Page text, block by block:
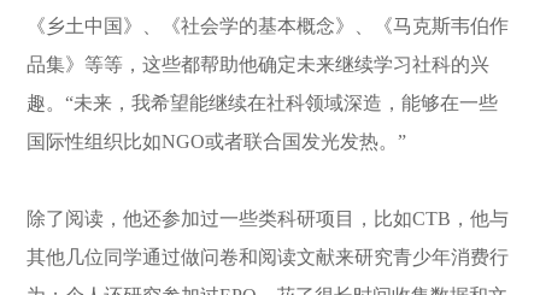
《乡土中国》、《社会学的基本概念》、《马克斯韦伯作
品集》等等，这些都帮助他确定未来继续学习社科的兴
趣。“未来，我希望能继续在社科领域深造，能够在一些
国际性组织比如NGO或者联合国发光发热。”
除了阅读，他还参加过一些类科研项目，比如CTB，他与
其他几位同学通过做问卷和阅读文献来研究青少年消费行